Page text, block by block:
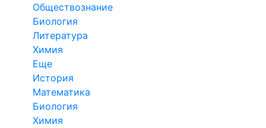
Обществознание
Биология
Литература
Химия
Еще
История
Математика
Биология
Химия